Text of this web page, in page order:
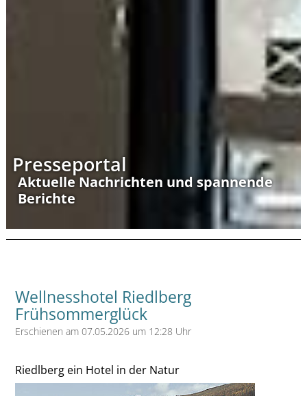
Presseportal
Aktuelle Nachrichten und spannende
Berichte
Wellnesshotel Riedlberg
Frühsommerglück
Erschienen am 07.05.2026 um 12:28 Uhr
Riedlberg ein Hotel in der Natur